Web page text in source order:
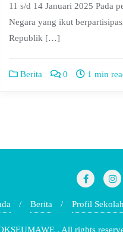
11 s/d 14 Januari 2025 Pada
Negara yang ikut
Republik […]
Berita 0 1 min
Berita Profil Sekolah
. All rights